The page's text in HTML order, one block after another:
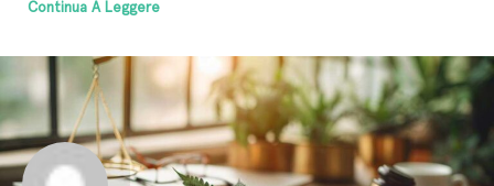
Continua A Leggere